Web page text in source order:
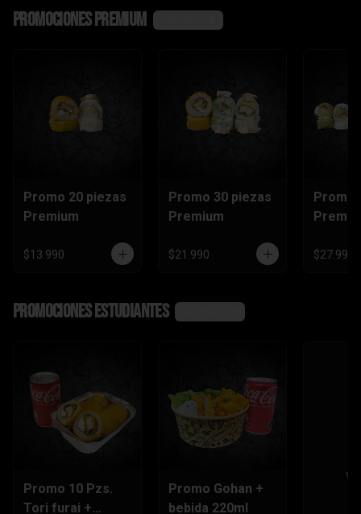
Promociones Premium
Promo 20 piezas
Premium
$13.990
Promo 30 piezas
Premium
$21.990
Promo
$27.990
Promociones Estudiantes
Promo 10 Pzs.
Tori furai +
Promo Gohan +
bebida 220ml